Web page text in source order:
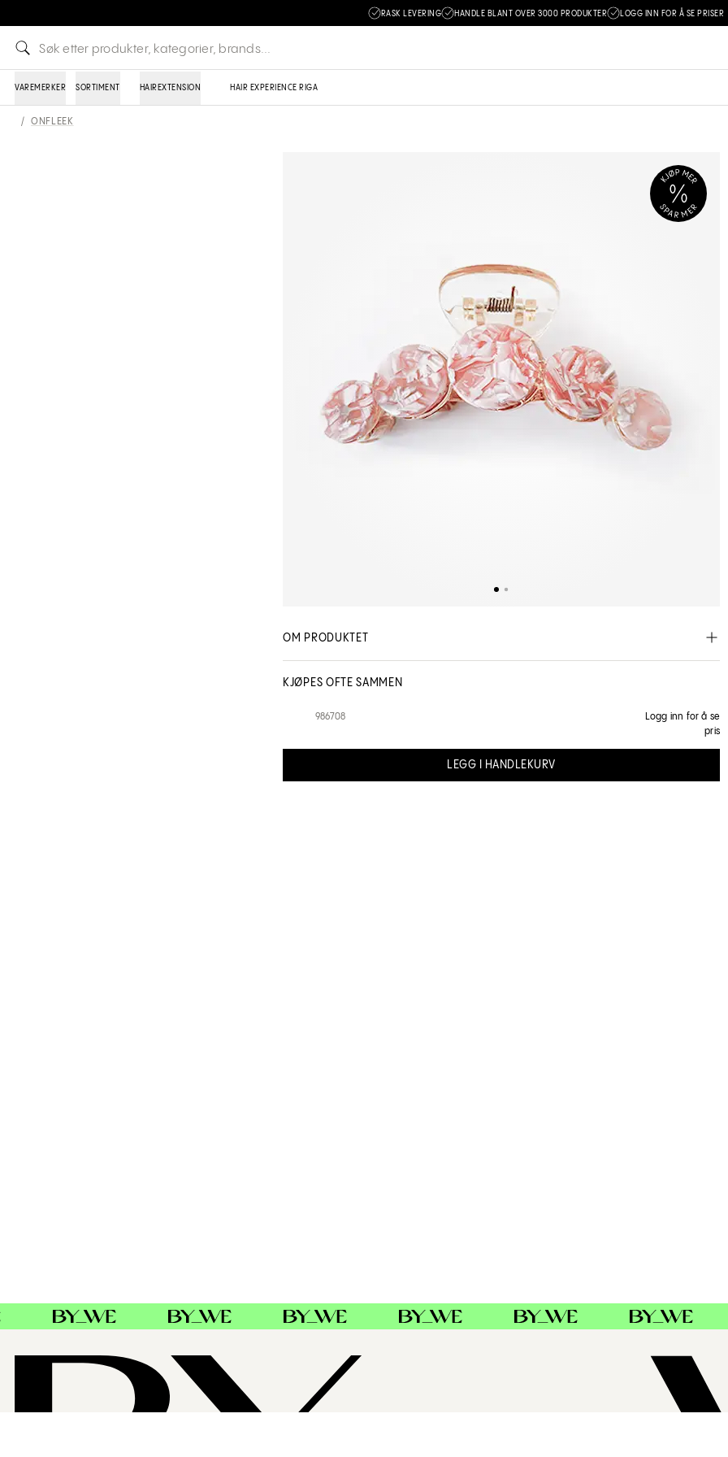
RASK LEVERING HANDLE BLANT OVER 3000 PRODUKTER LOGG INN FOR Å SE PRISER
VAREMERKER SORTIMENT HAIREXTENSION HAIR EXPERIENCE RIGA
/ ONFLEEK
OM PRODUKTET
OnFleek
KJØPES OFTE SAMMEN
986708
Logg inn for å se
pris
LEGG I HANDLEKURV